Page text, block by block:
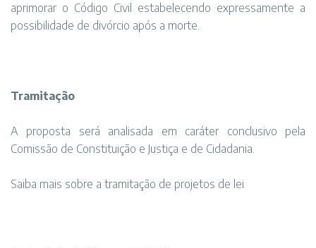
aprimorar o Código Civil estabelecendo expressamente a
possibilidade de divórcio após a morte.
Tramitação
A proposta será analisada em caráter conclusivo pela
Comissão de Constituição e Justiça e de Cidadania.
Saiba mais sobre a tramitação de projetos de lei